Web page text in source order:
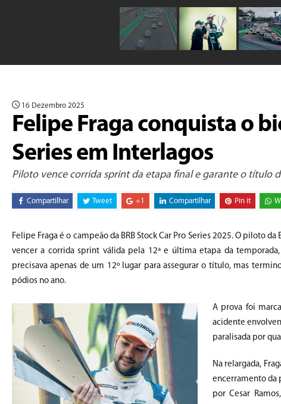
16 Dezembro 2025
Felipe Fraga conquista o
Series em Interlagos
Piloto vence corrida sprint da etapa final e garante o título
Compartilhar Tweet +1 Compartilhar Pin it
Felipe Fraga é o campeão da BRB Stock Car Pro Series 2025. O piloto
vencer a corrida sprint válida pela 12ª e última etapa da
precisava apenas de um 12º lugar para assegurar o título, mas
pódios no ano.
A prova foi
acidente
paralisada por
Na relargada,
encerramento da
por Cesar